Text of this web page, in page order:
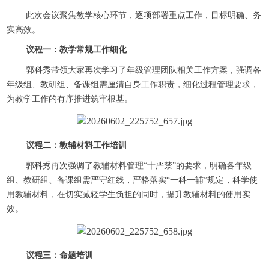
此次会议聚焦教学核心环节，逐项部署重点工作，目标明确、务
实高效。
议程一：教学常规工作细化
郭科秀带领大家再次学习了年级管理团队相关工作方案，强调各
年级组、教研组、备课组需厘清自身工作职责，细化过程管理要求，
为教学工作的有序推进筑牢根基。
议程二：教辅材料工作培训
郭科秀再次强调了教辅材料管理“十严禁”的要求，明确各年级
组、教研组、备课组需严守红线，严格落实“一科一辅”规定，科学使
用教辅材料，在切实减轻学生负担的同时，提升教辅材料的使用实
效。
议程三：命题培训